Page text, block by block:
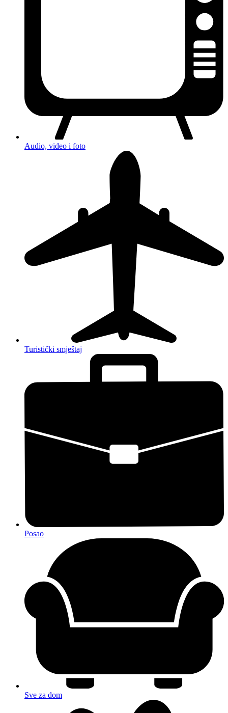
Audio, video i foto
Turistički smještaj
Posao
Sve za dom